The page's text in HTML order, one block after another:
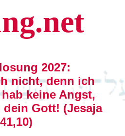
2027:
nicht, denn ich
keine Angst,
Gott! (Jesaja
41,10)